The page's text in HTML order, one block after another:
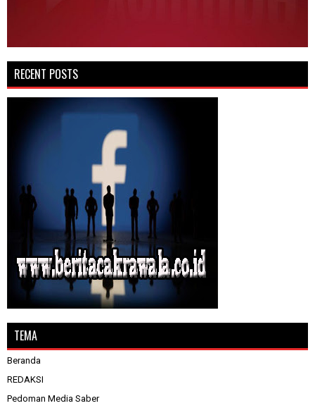
RECENT POSTS
TEMA
Beranda
REDAKSI
Pedoman Media Saber